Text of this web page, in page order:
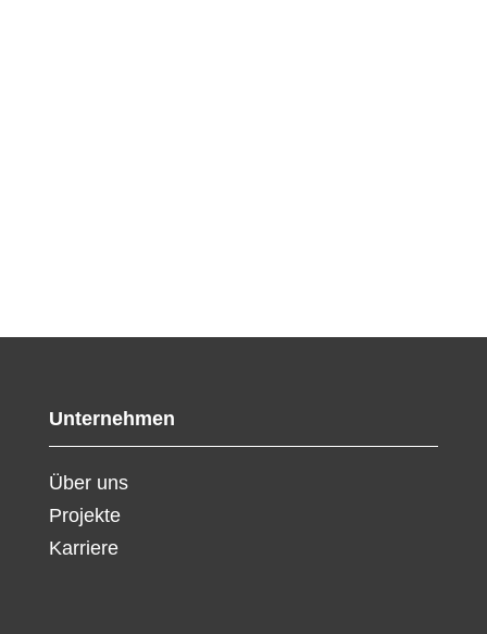
Unternehmen
Über uns
Projekte
Karriere